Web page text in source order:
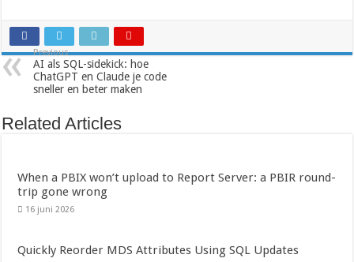
Previous
AI als SQL-sidekick: hoe
ChatGPT en Claude je code
sneller en beter maken
Related Articles
When a PBIX won’t upload to Report Server: a PBIR round-
trip gone wrong
16 juni 2026
Quickly Reorder MDS Attributes Using SQL Updates